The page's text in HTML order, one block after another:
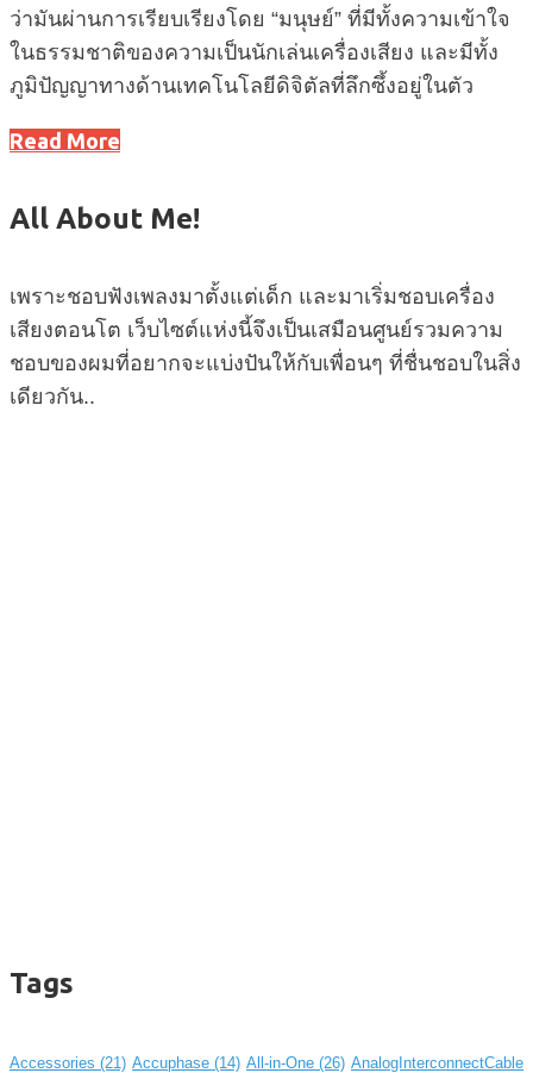
ว่ามันผ่านการเรียบเรียงโดย “มนุษย์” ที่มีทั้งความเข้าใจ
ในธรรมชาติของความเป็นนักเล่นเครื่องเสียง และมีทั้ง
ภูมิปัญญาทางด้านเทคโนโลยีดิจิตัลที่ลึกซึ้งอยู่ในตัว
Read More
All About Me!
เพราะชอบฟังเพลงมาตั้งแต่เด็ก และมาเริ่มชอบเครื่อง
เสียงตอนโต เว็บไซต์แห่งนี้จึงเป็นเสมือนศูนย์รวมความ
ชอบของผมที่อยากจะแบ่งปันให้กับเพื่อนๆ ที่ชื่นชอบในสิ่ง
เดียวกัน..
Tags
Accessories (21) Accuphase (14) All-in-One (26) AnalogInterconnectCable